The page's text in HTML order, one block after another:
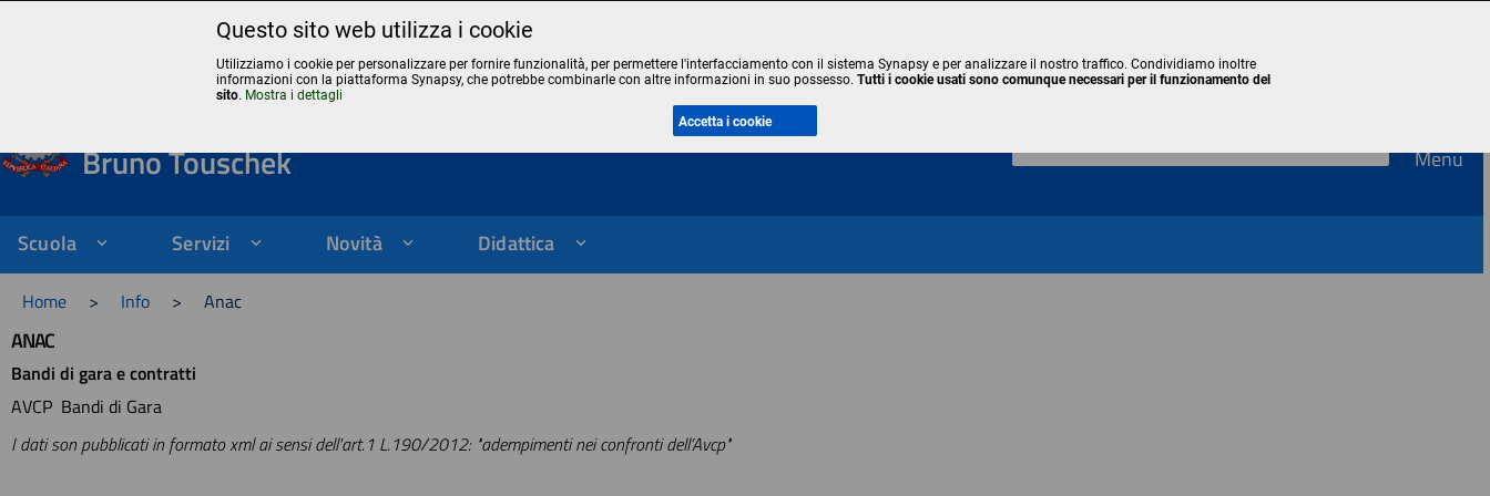
Liceo Scientifico Statale Bruno Touschek - Grottaferrata - Roma
Liceo Scientifico Statale
Bruno Touschek Menu
Scuola Servizi Novità Didattica
Home > Info > Anac
ANAC
Bandi di gara e contratti
AVCP Bandi di Gara
I dati son pubblicati in formato xml ai sensi dell'art.1 L.190/2012: "adempimenti nei confronti dell’Avcp"
Questo sito web utilizza i cookie
Utilizziamo i cookie per personalizzare per fornire funzionalità, per permettere l'interfacciamento con il sistema Synapsy e per analizzare il nostro traffico. Condividiamo inoltre
informazioni con la piattaforma Synapsy, che potrebbe combinarle con altre informazioni in suo possesso. Tutti i cookie usati sono comunque necessari per il funzionamento del
sito. Mostra i dettagli
Accetta i cookie